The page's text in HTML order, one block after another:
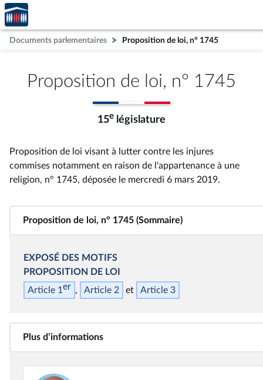
Aller au contenu
Aller en bas de la page
Accèder
à la
page
d'accueil
Documents parlementaires Proposition de loi, n° 1745
Proposition de loi, n° 1745
15e législature
Proposition de loi visant à lutter contre les injures
commises notamment en raison de l'appartenance à une
religion, n° 1745, déposée le mercredi 6 mars 2019.
Proposition de loi, n° 1745 (Sommaire)
EXPOSÉ DES MOTIFS
PROPOSITION DE LOI
Article 1er Article 2 Article 3
Plus d’informations